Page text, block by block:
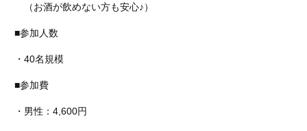
（お酒が飲めない方も安心♪）
■参加人数
・40名規模
■参加費
・男性：4,600円